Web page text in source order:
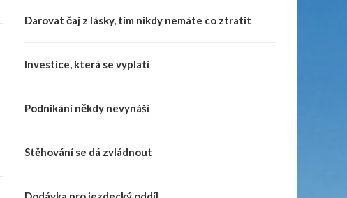
Darovat čaj z lásky, tím nikdy nemáte co ztratit
Investice, která se vyplatí
Podnikání někdy nevynáší
Stěhování se dá zvládnout